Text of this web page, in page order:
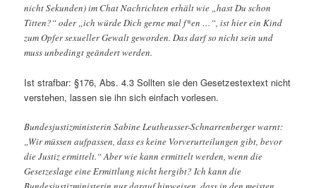
nicht Sekunden) im Chat Nachrichten erhält wie „hast Du schon
Titten?“ oder „ich würde Dich gerne mal f*en …“, ist hier ein Kind
zum Opfer sexueller Gewalt geworden. Das darf so nicht sein und
muss unbedingt geändert werden.
Ist strafbar: §176, Abs. 4.3 Sollten sie den Gesetzestextext nicht
verstehen, lassen sie ihn sich einfach vorlesen.
Bundesjustizministerin Sabine Leutheusser-Schnarrenberger warnt:
„Wir müssen aufpassen, dass es keine Vorverurteilungen gibt, bevor
die Justiz ermittelt.“ Aber wie kann ermittelt werden, wenn die
Gesetzeslage eine Ermittlung nicht hergibt? Ich kann die